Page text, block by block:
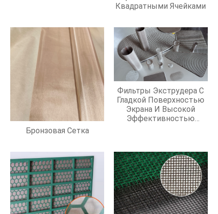
Квадратными Ячейками
Бронзовая Сетка
Фильтры Экструдера С
Гладкой Поверхностью
Экрана И Высокой
Эффективностью